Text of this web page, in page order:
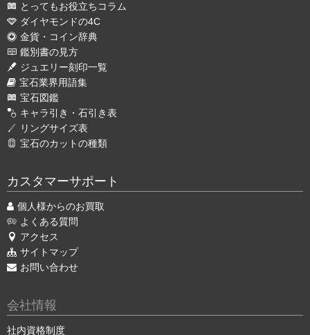
とってもお役立ちコラム
ダイヤモンドの4C
金貨・コイン辞典
鑑別書の見方
ジュエリー刻印一覧
宝石業界用語集
宝石図鑑
キャラ引き・石引き表
リングサイズ表
宝石のカットの種類
カスタマーサポート
個人様からのお買取
よくある質問
アクセス
サイトマップ
お問い合わせ
会社情報
社内資格制度